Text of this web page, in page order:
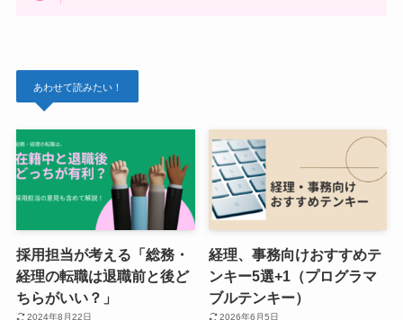
あわせて読みたい！
採用担当が考える「総務・
経理の転職は退職前と後ど
ちらがいい？」
2024年8月22日
経理、事務向けおすすめテ
ンキー5選+1（プログラマ
ブルテンキー）
2026年6月5日